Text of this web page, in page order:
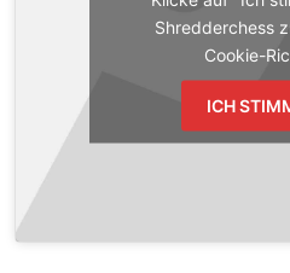
Shredderchess
Cookie-
ICH